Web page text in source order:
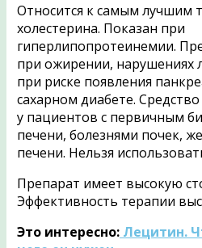
Относится к самым лучшим
холестерина. Показан при
гиперлипопротеинемии.
при ожирении, нарушениях
при риске появления
сахарном диабете.
у пациентов с первичным
печени, болезнями почек,
печени. Нельзя
Препарат имеет высокую
Эффективность терапии
Это интересно:Лецитин.